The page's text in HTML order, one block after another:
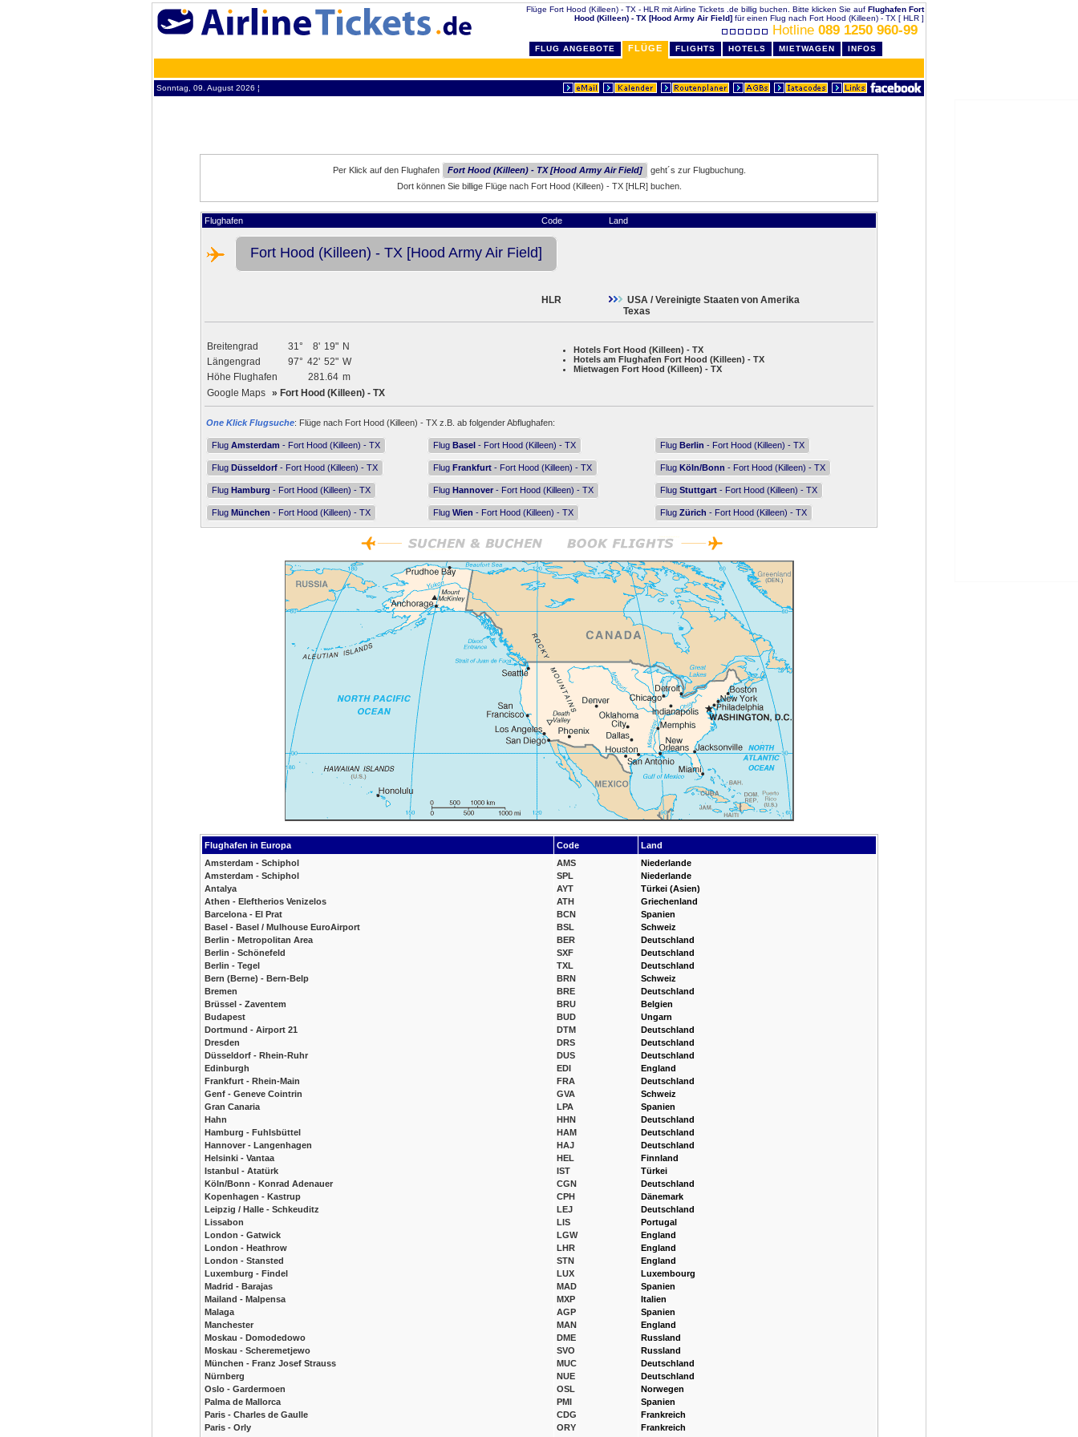
Flüge Fort Hood (Killeen) - TX - HLR mit Airline Tickets .de billig buchen. Bitte klicken Sie auf Flughafen Fort
Hood (Killeen) - TX [Hood Army Air Field] für einen Flug nach Fort Hood (Killeen) - TX [ HLR ]
Hotline 089 1250 960-99
FLUG ANGEBOTE FLÜGE FLIGHTS HOTELS MIETWAGEN INFOS
Sonntag, 09. August 2026 ¦
Per Klick auf den Flughafen Fort Hood (Killeen) - TX [Hood Army Air Field]
geht´s zur Flugbuchung.
Dort können Sie billige Flüge nach Fort Hood (Killeen) - TX [HLR] buchen.
Flughafen Code Land
Fort Hood (Killeen) - TX [Hood Army Air Field]
HLR
USA / Vereinigte Staaten von Amerika
Texas
Breitengrad 31° 8' 19" N
Längengrad
97° 42' 52" W
Höhe Flughafen
281.64 m
Google Maps » Fort Hood (Killeen) - TX
Hotels Fort Hood (Killeen) - TX
Hotels am Flughafen Fort Hood (Killeen) - TX
Mietwagen Fort Hood (Killeen) - TX
One Klick Flugsuche: Flüge nach Fort Hood (Killeen) - TX z.B. ab folgender Abflughafen:
Flug Amsterdam - Fort Hood (Killeen) - TX Flug Basel - Fort Hood (Killeen) - TX Flug Berlin - Fort Hood (Killeen) - TX
Flug Düsseldorf - Fort Hood (Killeen) - TX Flug Frankfurt - Fort Hood (Killeen) - TX Flug Köln/Bonn - Fort Hood (Killeen) - TX
Flug Hamburg - Fort Hood (Killeen) - TX Flug Hannover - Fort Hood (Killeen) - TX Flug Stuttgart - Fort Hood (Killeen) - TX
Flug München - Fort Hood (Killeen) - TX Flug Wien - Fort Hood (Killeen) - TX Flug Zürich - Fort Hood (Killeen) - TX
Flughafen in Europa Code
Land
Amsterdam - Schiphol
Amsterdam - Schiphol
Antalya
Athen - Eleftherios Venizelos
Barcelona - El Prat
Basel - Basel / Mulhouse EuroAirport
Berlin - Metropolitan Area
Berlin - Schönefeld
Berlin - Tegel
Bern (Berne) - Bern-Belp
Bremen
Brüssel - Zaventem
Budapest
Dortmund - Airport 21
Dresden
Düsseldorf - Rhein-Ruhr
Edinburgh
Frankfurt - Rhein-Main
Genf - Geneve Cointrin
Gran Canaria
Hahn
Hamburg - Fuhlsbüttel
Hannover - Langenhagen
Helsinki - Vantaa
Istanbul - Atatürk
Köln/Bonn - Konrad Adenauer
Kopenhagen - Kastrup
Leipzig / Halle - Schkeuditz
Lissabon
London - Gatwick
London - Heathrow
London - Stansted
Luxemburg - Findel
Madrid - Barajas
Mailand - Malpensa
Malaga
Manchester
Moskau - Domodedowo
Moskau - Scheremetjewo
München - Franz Josef Strauss
Nürnberg
Oslo - Gardermoen
Palma de Mallorca
Paris - Charles de Gaulle
Paris - Orly
AMS
SPL
AYT
ATH
BCN
BSL
BER
SXF
TXL
BRN
BRE
BRU
BUD
DTM
DRS
DUS
EDI
FRA
GVA
LPA
HHN
HAM
HAJ
HEL
IST
CGN
CPH
LEJ
LIS
LGW
LHR
STN
LUX
MAD
MXP
AGP
MAN
DME
SVO
MUC
NUE
OSL
PMI
CDG
ORY
Niederlande
Niederlande
Türkei (Asien)
Griechenland
Spanien
Schweiz
Deutschland
Deutschland
Deutschland
Schweiz
Deutschland
Belgien
Ungarn
Deutschland
Deutschland
Deutschland
England
Deutschland
Schweiz
Spanien
Deutschland
Deutschland
Deutschland
Finnland
Türkei
Deutschland
Dänemark
Deutschland
Portugal
England
England
England
Luxembourg
Spanien
Italien
Spanien
England
Russland
Russland
Deutschland
Deutschland
Norwegen
Spanien
Frankreich
Frankreich